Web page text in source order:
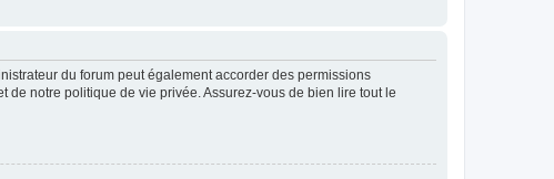
du forum peut également accorder des permissions
de notre politique de vie privée. Assurez-vous de bien lire tout le